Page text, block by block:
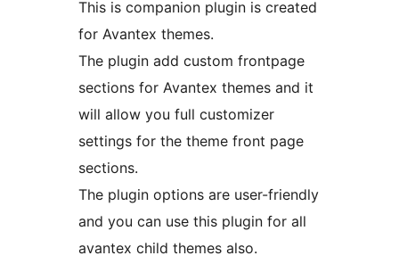
This is companion plugin is created
for Avantex themes.
The plugin add custom frontpage
sections for Avantex themes and it
will allow you full customizer
settings for the theme front page
sections.
The plugin options are user-friendly
and you can use this plugin for all
avantex child themes also.